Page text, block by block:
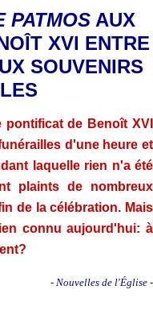
PATMOSAUX
XVI ENTRE
SOUVENIRS
de Benoît XVI
d'une heure et
laquelle rien n'a été
plaints de nombreux
de la célébration. Mais
connu aujourd'hui: à
- Nouvelles de l'Église -